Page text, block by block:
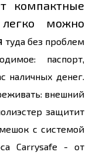
компактные
можно
туда без проблем
паспорт,
наличных денег.
внешний
защитит
с системой
Carrysafe - от